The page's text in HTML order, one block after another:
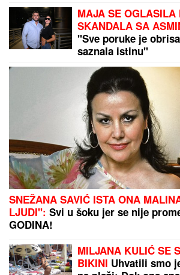
MAJA SE OGLASILA
SKANDALA SA
"Sve poruke je
saznala istinu"
SNEŽANA SAVIĆ ISTA ONA
LJUDI": Svi u šoku jer se nije
GODINA!
MILJANA KULIĆ SE
BIKINI Uhvatili smo